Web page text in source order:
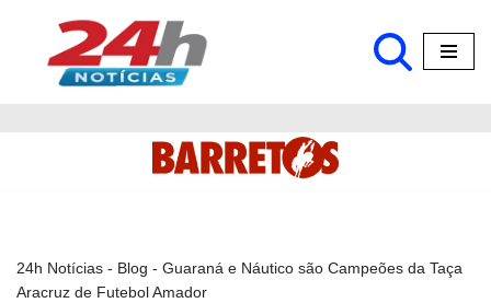
Pular
24h Notícias - Blog - Guaraná e Náutico são Campeões da Taça
Aracruz de Futebol Amador